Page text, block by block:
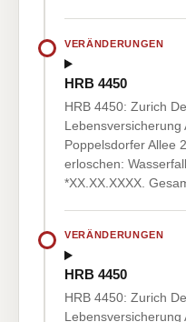
VERÄNDERUNGEN
HRB 4450
HRB 4450: Zurich
Lebensversicherung
Poppelsdorfer Allee
erloschen:
*XX.XX.XXXX.
VERÄNDERUNGEN
HRB 4450
HRB 4450: Zurich
Lebensversicherung